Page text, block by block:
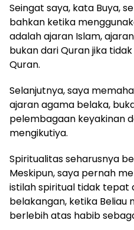
Seingat saya, kata Buya,
bahkan ketika
adalah ajaran Islam,
bukan dari Quran jika
Quran.
Selanjutnya, saya
ajaran agama belaka,
pelembagaan keyakinan
mengikutiya.
Spiritualitas seharusnya
Meskipun, saya pernah
istilah spiritual tidak tepat
belakangan, ketika
berlebih atas habib